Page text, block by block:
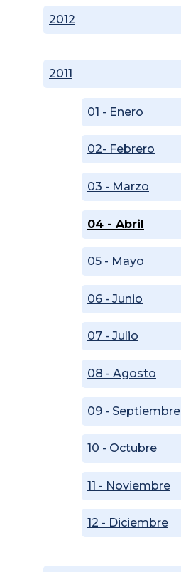
2011
01 - Enero
02- Febrero
03 - Marzo
04 - Abril
05 - Mayo
06 - Junio
07 - Julio
08 - Agosto
09 - Septiembre
10 - Octubre
11 - Noviembre
12 - Diciembre
2012